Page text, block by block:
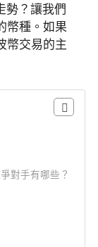
勢？讓我們
幣種。如果
幣交易的主
對手有哪些？